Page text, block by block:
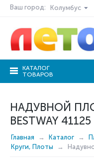
Ваш город: Колумбус
КАТАЛОГ
ТОВАРОВ
НАДУВНОЙ
BESTWAY 41125
Главная Каталог
Круги, Плоты